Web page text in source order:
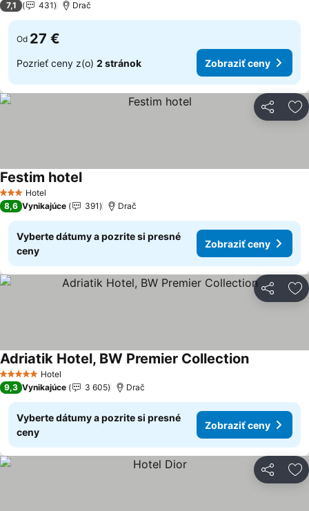
7,1 431 Drač
Od 27 €
Pozrieť ceny z(o) 2 stránok Zobraziť ceny
Zdieľať
3 Počet hviezdičiek
Hotel
Festim hotelZobraziť ceny
8,6 Vynikajúce 391 Drač
Vyberte dátumy a pozrite si presné
ceny
Zobraziť ceny
Zdieľať
5 Počet hviezdičiek
Hotel
Adriatik Hotel, BW Premier CollectionZobraziť
9,3 Vynikajúce 3 605 Drač
Vyberte dátumy a pozrite si presné
ceny
Zobraziť ceny
Zdieľať